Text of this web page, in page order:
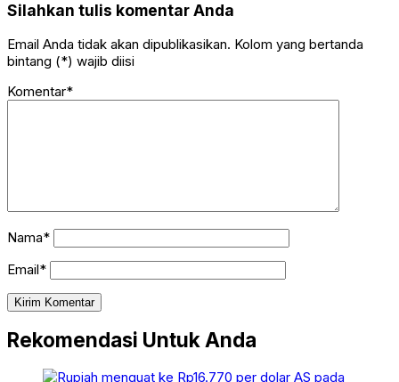
Silahkan tulis komentar Anda
Email Anda tidak akan dipublikasikan. Kolom yang bertanda
bintang (*) wajib diisi
Komentar*
Nama*
Email*
Rekomendasi Untuk Anda